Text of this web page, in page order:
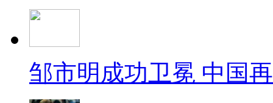
邹市明成功卫冕 中国